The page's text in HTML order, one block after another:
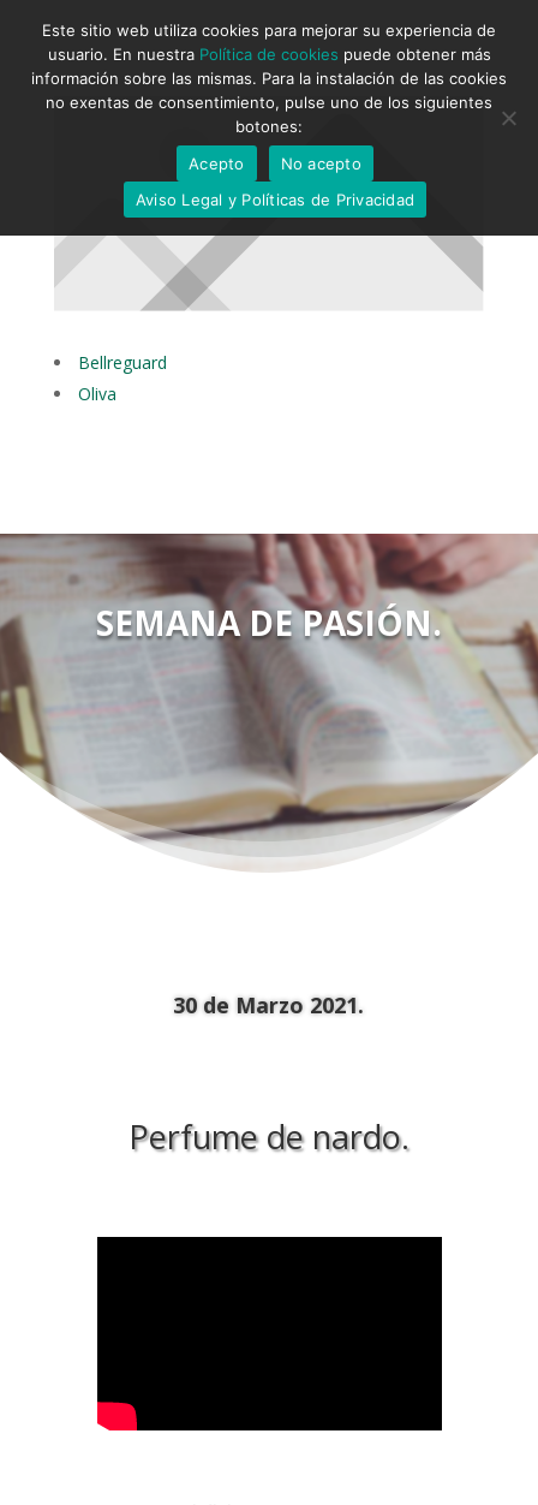
Bellreguard
Oliva
SEMANA DE PASIÓN.
30 de Marzo 2021.
Perfume de nardo.
Este sitio web utiliza cookies para mejorar su experiencia de
usuario. En nuestra Política de cookies puede obtener más
información sobre las mismas. Para la instalación de las cookies
no exentas de consentimiento, pulse uno de los siguientes
botones:
Acepto
No acepto
Aviso Legal y Políticas de Privacidad